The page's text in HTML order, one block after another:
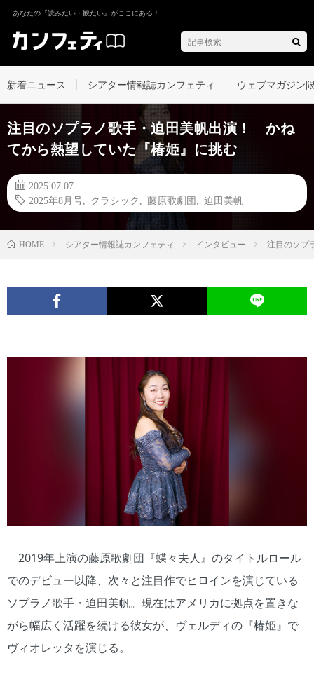
あなたの『読みたい・観たい』がここにある！
新着ニュース シアター情報誌カンフェティ ウェブマガジン
注目のソプラノ歌手・迫田美帆出演！ かね
てから熱望していた『椿姫』に挑む
2025.07.07
2025年8月号
クラシック 藤原歌劇団 迫田美帆
HOME シアター情報誌カンフェティ インタビュー 注目のソプ
2019年上演の藤原歌劇団『蝶々夫人』のタイトルロール
でのデビュー以降、次々と注目作でヒロインを演じている
ソプラノ歌手・迫田美帆。現在はアメリカに拠点を置きな
がら幅広く活躍を続ける彼女が、ヴェルディの『椿姫』で
ヴィオレッタを演じる。